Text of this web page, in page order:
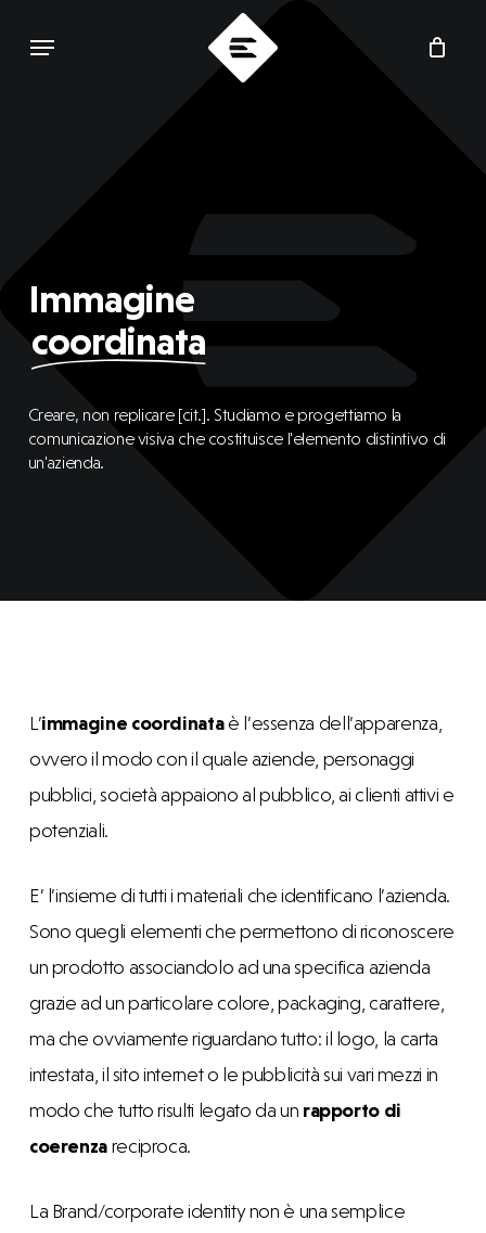
Menu
Immagine
coordinata
Creare, non replicare [cit.]. Studiamo e progettiamo la
comunicazione visiva che costituisce l'elemento distintivo di
un'azienda.
L’immagine coordinataè l’essenza dell’apparenza,
ovvero il modo con il quale aziende, personaggi
pubblici, società appaiono al pubblico, ai clienti attivi e
potenziali.
E’ l’insieme di tutti i materiali che identificano l’azienda.
Sono quegli elementi che permettono di riconoscere
un prodotto associandolo ad una specifica azienda
grazie ad un particolare colore, packaging, carattere,
ma che ovviamente riguardano tutto: il logo, la carta
intestata, il sito internet o le pubblicità sui vari mezzi in
modo che tutto risulti legato da un rapporto di
coerenzareciproca.
La Brand/corporate identity non è una semplice